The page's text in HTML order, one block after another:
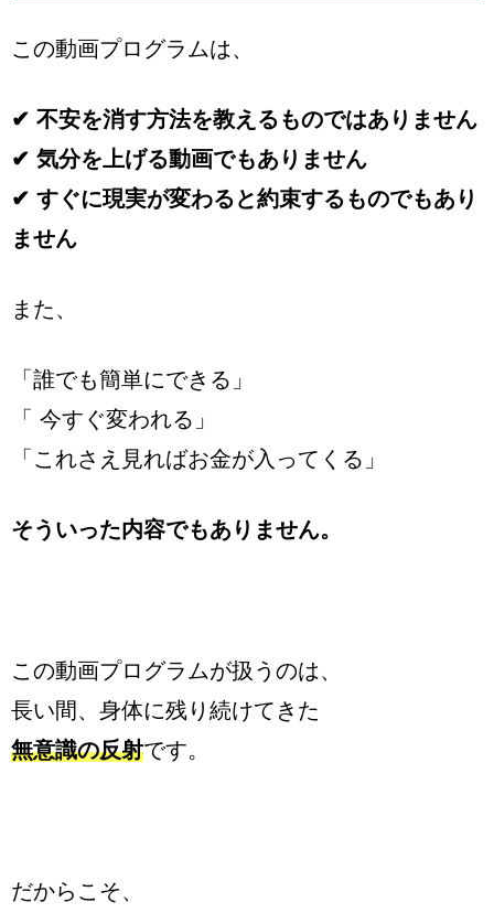
この動画プログラムは、
✔ 不安を消す方法を教えるものではありません
✔ 気分を上げる動画でもありません
✔ すぐに現実が変わると約束するものでもあり
ません
また、
「誰でも簡単にできる」
「 今すぐ変われる」
「これさえ見ればお金が入ってくる」
そういった内容でもありません。
この動画プログラムが扱うのは、
長い間、身体に残り続けてきた
無意識の反射です。
だからこそ、